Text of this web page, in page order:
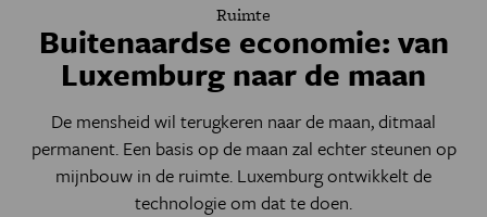
Ruimte
Buitenaardse economie: van
Luxemburg naar de maan
De mensheid wil terugkeren naar de maan, ditmaal
permanent. Een basis op de maan zal echter steunen op
mijnbouw in de ruimte. Luxemburg ontwikkelt de
technologie om dat te doen.